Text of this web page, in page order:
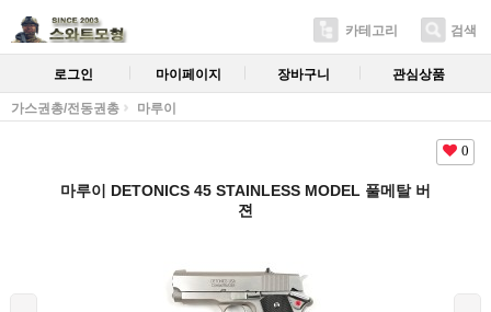
카테고리 검색
로그인 마이페이지 장바구니 관심상품
가스권총/전동권총 마루이
0
마루이 DETONICS 45 STAINLESS MODEL 풀메탈 버
젼